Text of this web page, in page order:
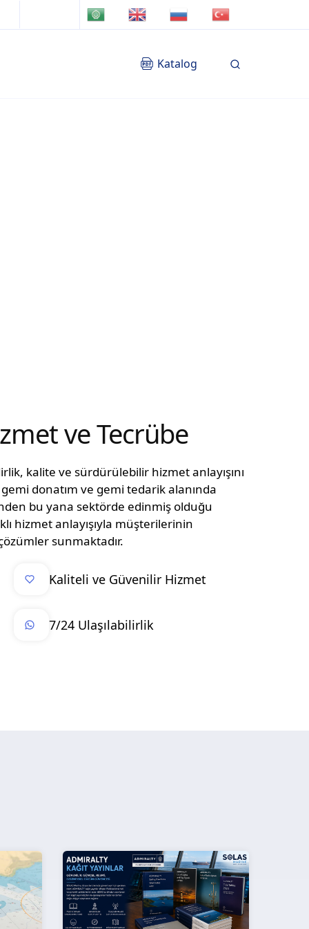
Katalog
ve Tecrübe
kalite ve sürdürülebilir hizmet anlayışını
donatım ve gemi tedarik alanında
bu yana sektörde edinmiş olduğu
hizmet anlayışıyla müşterilerinin
sunmaktadır.
Kaliteli ve Güvenilir Hizmet
7/24 Ulaşılabilirlik